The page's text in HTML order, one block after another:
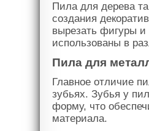
Пила для дерева
создания
вырезать фигуры и
использованы в
Пила для
Главное отличие
зубьях. Зубья у
форму, что
материала.